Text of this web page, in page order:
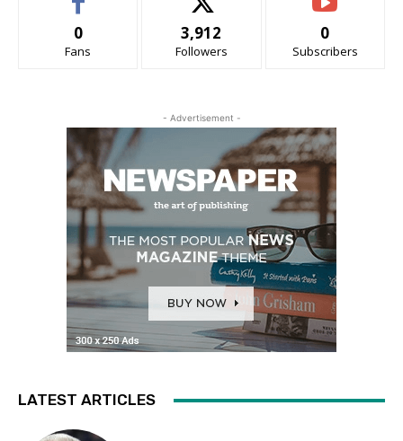
0
Fans
3,912
Followers
0
Subscribers
- Advertisement -
LATEST ARTICLES